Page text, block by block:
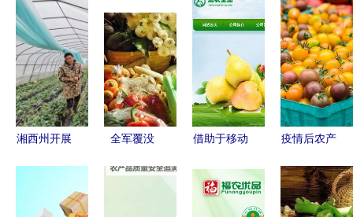
湘西州开展
众“舌尖上
全军覆没
借助于移动
靠农创帮助
乡亲们找线
疫情后农产
机遇与六道
难关